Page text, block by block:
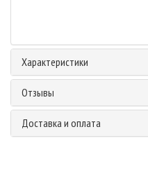
Характеристики
Отзывы
Доставка и оплата